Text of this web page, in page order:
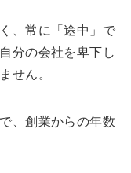
、常に「途中」で
分の会社を卑下し
せん。
、創業からの年数